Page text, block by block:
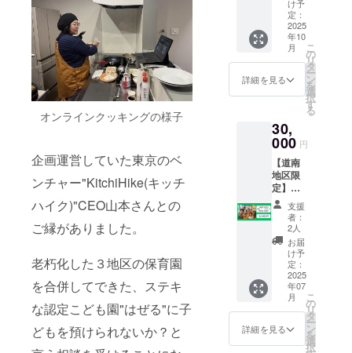
オンラインクッキングの様子
企画運営していた東京のベ
ンチャー"KitchiHike(キッチ
ハイク)"CEO山本さんとの
ご縁がありました。
老朽化した３地区の保育園
を合併してできた、ステキ
な認定こども園"はぜる"に子
どもを預けられないか？と
くださ
い。
ます。
商品開
封前に
は必ず
お届け
のリ
ターン
や注意
書きを
ご確認
くださ
い。
す） ・
時間：
90分 ・
有効期
限：1年
間 ・ク
グ終了
後、詳
細情報
をメー
ルにて
ご案内
しま
す。日
程はで
きるだ
けご希
望に合
わせま
すの
で、ご
相談さ
せてい
・厚沢
部町で
採れた
食材と
レシピ
をお送
りしま
す。 〇
発送予
定：
2025年
7月 ・
内容：
アスパ
ラ
（800g
）、マ
イタケ
（300g
） ・保
存方
法：冷
（クー
ル便に
け予
定：
2025
年10
月
詳細を見る
こ
の
リ
タ
ー
ン
を
選
択
す
る
30,
000 円
【道南
地区限
定】出
張して
こども
向けの
料理教
室を開
催しま
す ・食
材をお
持ち込
みし、
ご自宅
等へお
支援
者：
2人
お届
け予
定：
2025
年07
月
詳細を見る
こ
の
リ
タ
ー
ン
を
選
択